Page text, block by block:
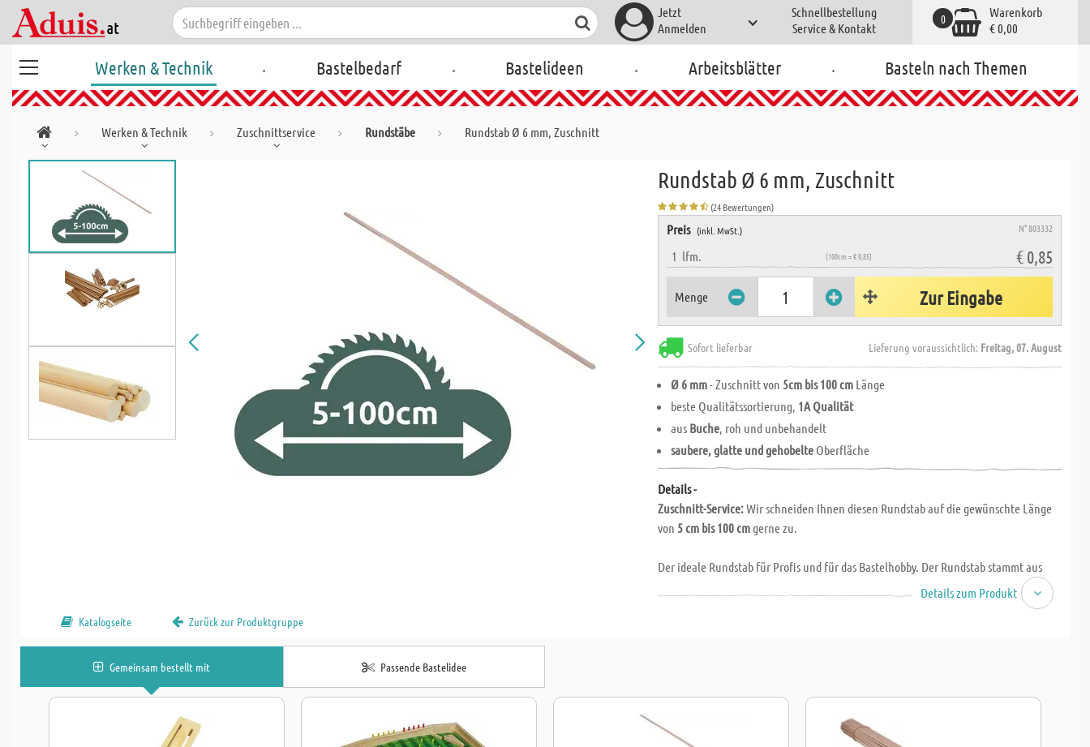
Jetzt
Anmelden
Schnellbestellung
Service & Kontakt
Warenkorb
€ 0,00
0
Werken & Technik . Bastelbedarf . Bastelideen . Arbeitsblätter . Basteln nach Themen
Werken & Technik Zuschnittservice Rundstäbe Rundstab Ø 6 mm, Zuschnitt
Rundstab Ø 6 mm, Zuschnitt
(24 Bewertungen)
Preis (inkl. MwSt.) N° 803332
1 lfm. (100cm = € 0,85) € 0,85
Menge Zur Eingabe
Sofort lieferbar Lieferung voraussichtlich: Freitag, 07. August
Ø 6 mm- Zuschnitt von 5cm bis 100 cm Länge
beste Qualitätssortierung, 1A Qualität
aus Buche, roh und unbehandelt
saubere, glatte und gehobelte Oberfläche
Details -
Zuschnitt-Service:Wir schneiden Ihnen diesen Rundstab auf die gewünschte Länge
von 5 cm bis 100 cmgerne zu.
Der ideale Rundstab für Profis und für das Bastelhobby. Der Rundstab stammt aus
saubere, glatte Oberfläche. 1A-
Details zum Produkt
Katalogseite Zurück zur Produktgruppe
Gemeinsam bestellt mit Passende Bastelidee